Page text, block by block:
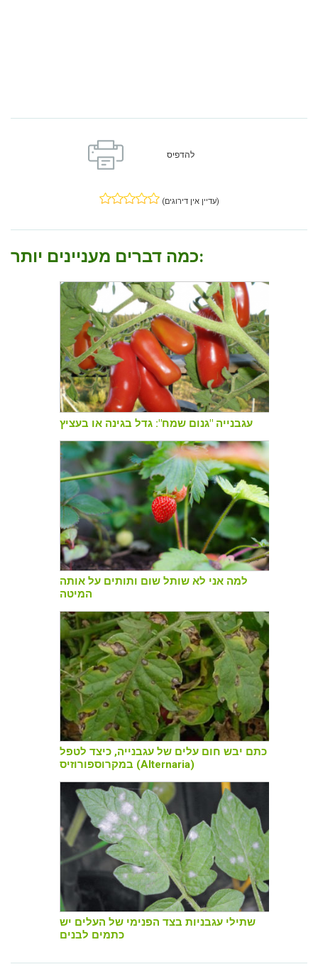
להדפיס
(עדיין אין דירוגים)
כמה דברים מעניינים יותר:
עגבנייה "גנום שמח": גדל בגינה או בעציץ
למה אני לא שותל שום ותותים על אותה
המיטה
כתם יבש חום עלים של עגבנייה, כיצד לטפל
במקרוספורוזיס (Alternaria)
שתילי עגבניות בצד הפנימי של העלים יש
כתמים לבנים